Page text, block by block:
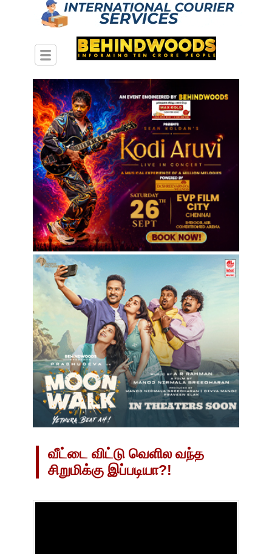
வீட்டை விட்டு வெளில வந்த
சிறுமிக்கு இப்படியா?!